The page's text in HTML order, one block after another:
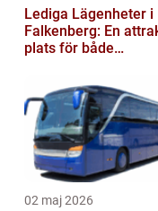
Lediga Lägenheter i
Falkenberg: En
plats för både
semesterfirare
02 maj 2026